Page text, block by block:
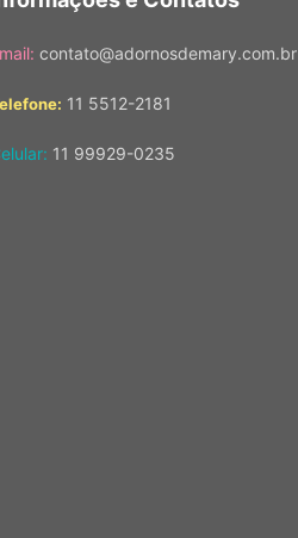
contato@adornosdemary.com.br
11 5512-2181
11 99929-0235